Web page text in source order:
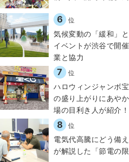
6 位
気候変動の「緩和」
イベントが渋谷で開
業と協力
7 位
ハロウィンジャンボ
の盛り上がりにあや
場の目利き人が紹介！
8 位
電気代高騰にどう備
が解説した「節電の